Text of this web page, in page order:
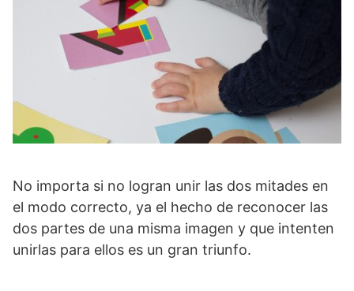
No importa si no logran unir las dos mitades en
el modo correcto, ya el hecho de reconocer las
dos partes de una misma imagen y que intenten
unirlas para ellos es un gran triunfo.